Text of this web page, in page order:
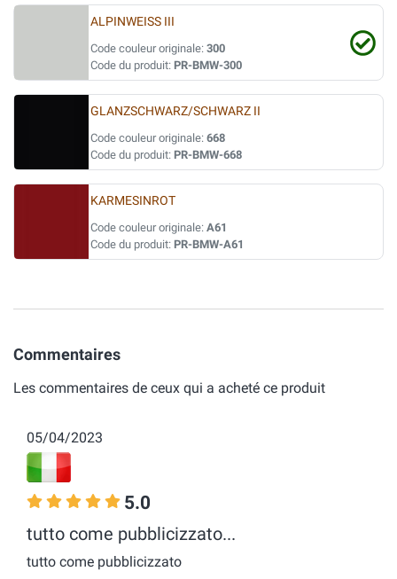
ALPINWEISS III
Code couleur originale: 300
Code du produit: PR-BMW-300
GLANZSCHWARZ/SCHWARZ II
Code couleur originale: 668
Code du produit: PR-BMW-668
KARMESINROT
Code couleur originale: A61
Code du produit: PR-BMW-A61
Commentaires
Les commentaires de ceux qui a acheté ce produit
05/04/2023
5.0
tutto come pubblicizzato...
tutto come pubblicizzato